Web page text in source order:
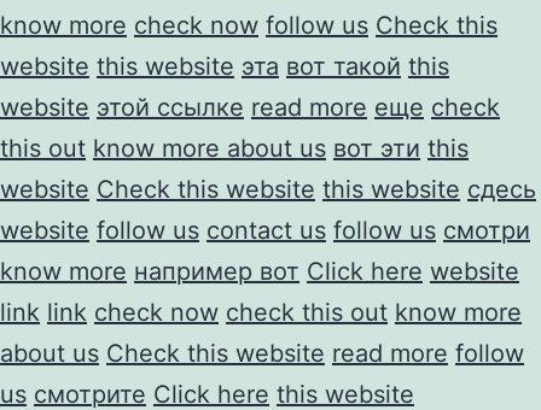
know more check now follow us Check this
website this website эта вот такой this
website этой ссылке read more еще check
this out know more about us вот эти this
website Check this website this website сдесь
website follow us contact us follow us смотри
know more например вот Click here website
link link check now check this out know more
about us Check this website read more follow
us смотрите Click here this website